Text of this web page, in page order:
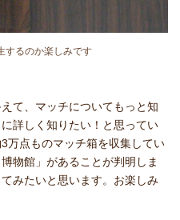
するのか楽しみです
て、マッチについてもっと知
詳しく知りたい！と思ってい
万点ものマッチ箱を収集してい
物館」があることが判明しま
みたいと思います。お楽しみ